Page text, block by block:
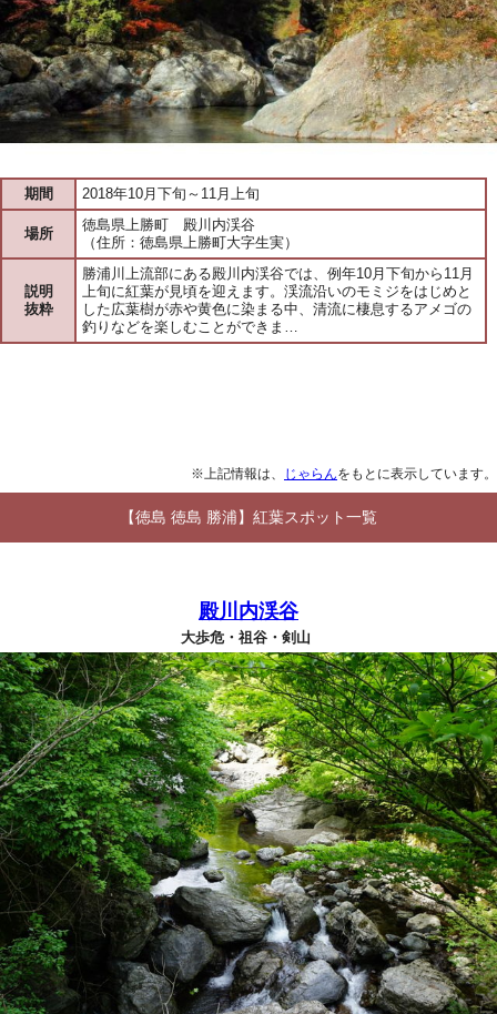
期間 2018年10月下旬～11月上旬
場所
徳島県上勝町 殿川内渓谷
（住所：徳島県上勝町大字生実）
説明
抜粋
勝浦川上流部にある殿川内渓谷では、例年10月下旬から11月
上旬に紅葉が見頃を迎えます。渓流沿いのモミジをはじめと
した広葉樹が赤や黄色に染まる中、清流に棲息するアメゴの
釣りなどを楽しむことができま…
※上記情報は、 じゃらんをもとに表示しています。
【徳島 徳島 勝浦】紅葉スポット一覧
殿川内渓谷
大歩危・祖谷・剣山